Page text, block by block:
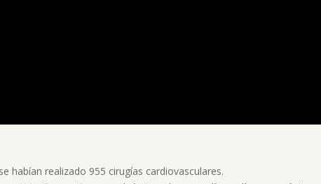
realizado 955 cirugías cardiovasculares.